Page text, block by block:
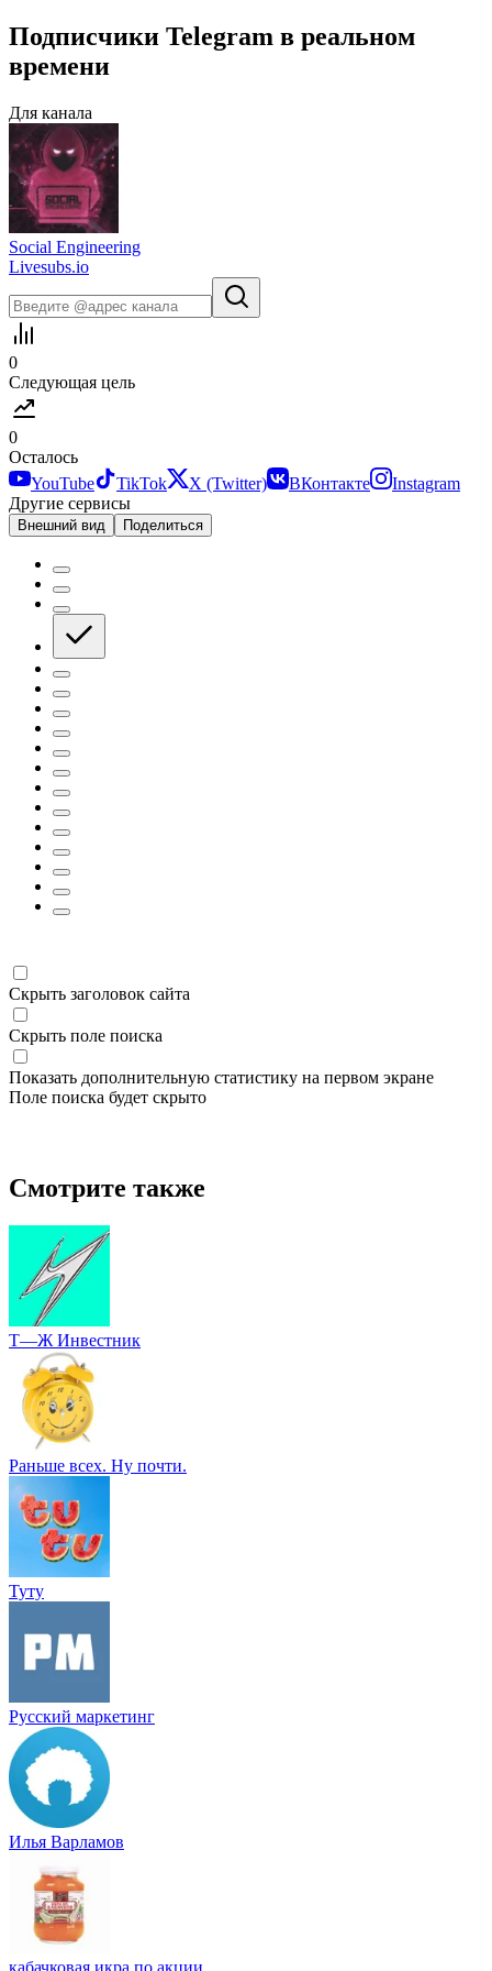
Подписчики Telegram в реальном
времени
Для канала
Social Engineering
Livesubs.io
0
Следующая цель
0
Осталось
YouTube
TikTok X (Twitter) ВКонтакте
Instagram
Другие сервисы
Внешний вид Поделиться
Скрыть заголовок сайта
Скрыть поле поиска
Показать дополнительную статистику на первом экране
Поле поиска будет скрыто
Смотрите также
Т—Ж Инвестник
Раньше всех. Ну почти.
Туту
Русский маркетинг
Илья Варламов
кабачковая икра по акции